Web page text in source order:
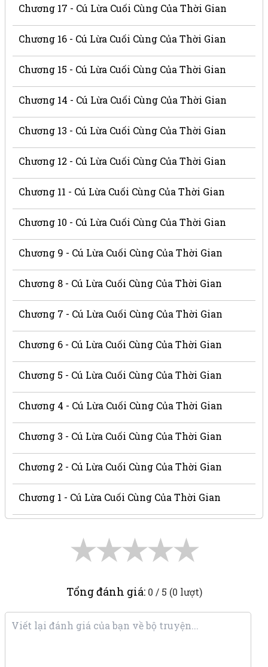
Chương 17 - Cú Lừa Cuối Cùng Của Thời Gian
Chương 16 - Cú Lừa Cuối Cùng Của Thời Gian
Chương 15 - Cú Lừa Cuối Cùng Của Thời Gian
Chương 14 - Cú Lừa Cuối Cùng Của Thời Gian
Chương 13 - Cú Lừa Cuối Cùng Của Thời Gian
Chương 12 - Cú Lừa Cuối Cùng Của Thời Gian
Chương 11 - Cú Lừa Cuối Cùng Của Thời Gian
Chương 10 - Cú Lừa Cuối Cùng Của Thời Gian
Chương 9 - Cú Lừa Cuối Cùng Của Thời Gian
Chương 8 - Cú Lừa Cuối Cùng Của Thời Gian
Chương 7 - Cú Lừa Cuối Cùng Của Thời Gian
Chương 6 - Cú Lừa Cuối Cùng Của Thời Gian
Chương 5 - Cú Lừa Cuối Cùng Của Thời Gian
Chương 4 - Cú Lừa Cuối Cùng Của Thời Gian
Chương 3 - Cú Lừa Cuối Cùng Của Thời Gian
Chương 2 - Cú Lừa Cuối Cùng Của Thời Gian
Chương 1 - Cú Lừa Cuối Cùng Của Thời Gian
★
★
★
★
★
Tổng đánh giá: 0 / 5 (0 lượt)